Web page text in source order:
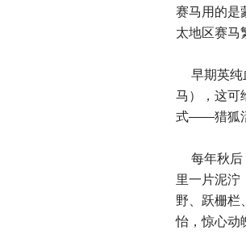
赛马用的是
太地区赛马
早期英
马），这可
式——猎狐
每年秋
里一片泥泞
野、跃栅栏
怡，惊心动